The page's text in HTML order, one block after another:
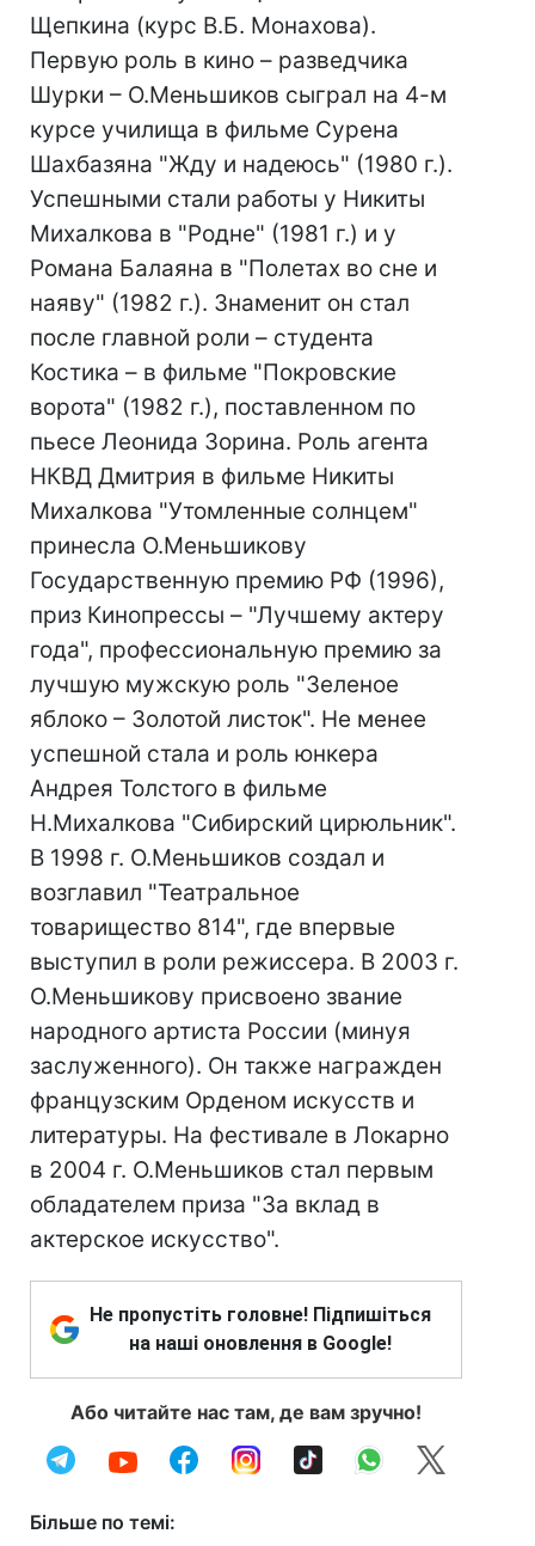
Щепкина (курс В.Б. Монахова).
Первую роль в кино – разведчика
Шурки – О.Меньшиков сыграл на 4-м
курсе училища в фильме Сурена
Шахбазяна "Жду и надеюсь" (1980 г.).
Успешными стали работы у Никиты
Михалкова в "Родне" (1981 г.) и у
Романа Балаяна в "Полетах во сне и
наяву" (1982 г.). Знаменит он стал
после главной роли – студента
Костика – в фильме "Покровские
ворота" (1982 г.), поставленном по
пьесе Леонида Зорина. Роль агента
НКВД Дмитрия в фильме Никиты
Михалкова "Утомленные солнцем"
принесла О.Меньшикову
Государственную премию РФ (1996),
приз Кинопрессы – "Лучшему актеру
года", профессиональную премию за
лучшую мужскую роль "Зеленое
яблоко – Золотой листок". Не менее
успешной стала и роль юнкера
Андрея Толстого в фильме
Н.Михалкова "Сибирский цирюльник".
В 1998 г. О.Меньшиков создал и
возглавил "Театральное
товарищество 814", где впервые
выступил в роли режиссера. В 2003 г.
О.Меньшикову присвоено звание
народного артиста России (минуя
заслуженного). Он также награжден
французским Орденом искусств и
литературы. На фестивале в Локарно
в 2004 г. О.Меньшиков стал первым
обладателем приза "За вклад в
актерское искусство".
Не пропустіть головне! Підпишіться
на наші оновлення в Google!
Або читайте нас там, де вам зручно!
Більше по темі: